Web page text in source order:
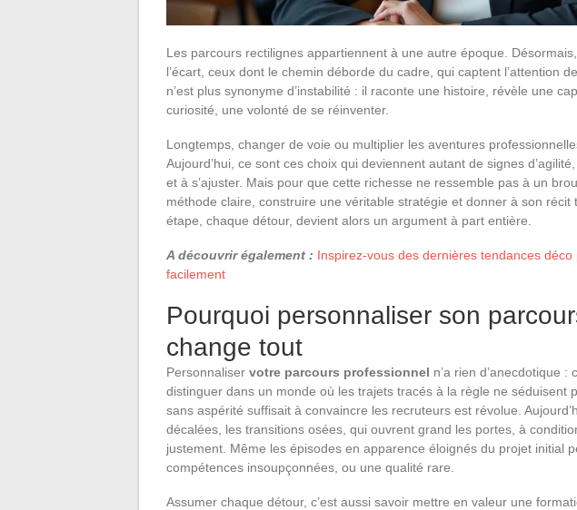
Les parcours rectilignes appartiennent à une autre époque.
l’écart, ceux dont le chemin déborde du cadre, qui captent l’attention
n’est plus synonyme d’instabilité : il raconte une histoire, révèle une
curiosité, une volonté de se réinventer.
Longtemps, changer de voie ou multiplier les aventures
Aujourd’hui, ce sont ces choix qui deviennent autant de signes
et à s’ajuster. Mais pour que cette richesse ne ressemble pas à un
méthode claire, construire une véritable stratégie et donner à son récit
étape, chaque détour, devient alors un argument à part entière.
A découvrir également : Inspirez-vous des dernières tendances
facilement
Pourquoi personnaliser son
change tout
Personnaliser votre parcours professionnel n’a rien d’anecdotique :
distinguer dans un monde où les trajets tracés à la règle ne séduisent
sans aspérité suffisait à convaincre les recruteurs est révolue.
décalées, les transitions osées, qui ouvrent grand les portes, à
justement. Même les épisodes en apparence éloignés du projet initial
compétences insoupçonnées, ou une qualité rare.
Assumer chaque détour, c’est aussi savoir mettre en valeur une